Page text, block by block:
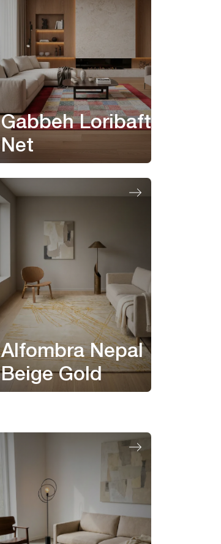
Gabbeh Loribaft
Net
Alfombra Nepal
Beige Gold